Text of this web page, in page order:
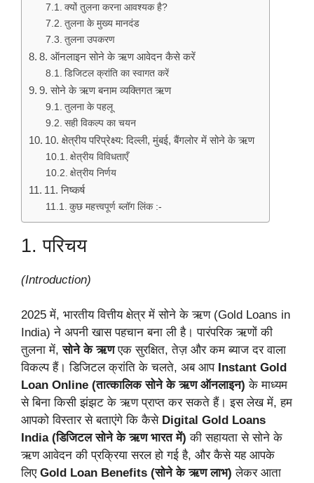
क्यों तुलना करना आवश्यक है?
तुलना के मुख्य मानदंड
तुलना उपकरण
8. ऑनलाइन सोने के ऋण आवेदन कैसे करें
डिजिटल क्रांति का स्वागत करें
9. सोने के ऋण बनाम व्यक्तिगत ऋण
तुलना के पहलू
सही विकल्प का चयन
10. क्षेत्रीय परिप्रेक्ष्य: दिल्ली, मुंबई, बैंगलोर में सोने के ऋण
क्षेत्रीय विविधताएँ
क्षेत्रीय निर्णय
11. निष्कर्ष
कुछ महत्त्वपूर्ण ब्लॉग लिंक :-
1. परिचय
(Introduction)
2025 में, भारतीय वित्तीय क्षेत्र में सोने के ऋण (Gold Loans in
India) ने अपनी खास पहचान बना ली है। पारंपरिक ऋणों की
तुलना में,सोने के ऋणएक सुरक्षित, तेज़ और कम ब्याज दर वाला
विकल्प हैं। डिजिटल क्रांति के चलते, अब आप Instant Gold
Loan Online (तात्कालिक सोने के ऋण ऑनलाइन) के माध्यम
से बिना किसी झंझट के ऋण प्राप्त कर सकते हैं। इस लेख में, हम
आपको विस्तार से बताएंगे कि कैसे Digital Gold Loans
India (डिजिटल सोने के ऋण भारत में) की सहायता से सोने के
ऋण आवेदन की प्रक्रिया सरल हो गई है, और कैसे यह आपके
लिए Gold Loan Benefits (सोने के ऋण लाभ) लेकर आता